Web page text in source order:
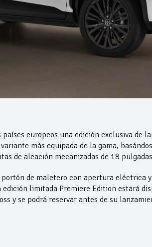
europeos una edición exclusiva de
más equipada de la gama,
de aleación mecanizadas de 18
de maletero con apertura eléctrica
edición limitada Premiere Edition estará
y se podrá reservar antes de su